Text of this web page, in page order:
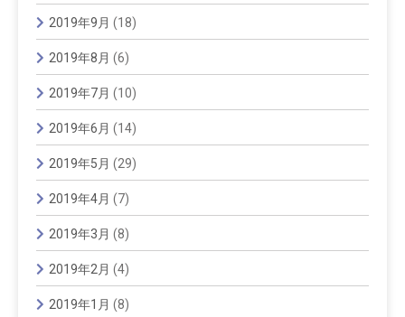
2019年9月 (18)
2019年8月 (6)
2019年7月 (10)
2019年6月 (14)
2019年5月 (29)
2019年4月 (7)
2019年3月 (8)
2019年2月 (4)
2019年1月 (8)